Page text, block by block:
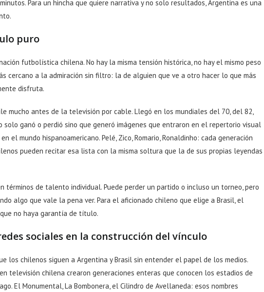
Para un hincha que quiere narrativa y no solo resultados, Argentina es una
puro
futbolística chilena. No hay la misma tensión histórica, no hay el mismo peso
cercano a la admiración sin filtro: la de alguien que ve a otro hacer lo que más
disfruta.
mucho antes de la televisión por cable. Llegó en los mundiales del 70, del 82,
ganó o perdió sino que generó imágenes que entraron en el repertorio visual
el mundo hispanoamericano. Pelé, Zico, Romario, Ronaldinho: cada generación
pueden recitar esa lista con la misma soltura que la de sus propias leyendas
términos de talento individual. Puede perder un partido o incluso un torneo, pero
algo que vale la pena ver. Para el aficionado chileno que elige a Brasil, el
no haya garantía de título.
sociales en la construcción del vínculo
los chilenos siguen a Argentina y Brasil sin entender el papel de los medios.
televisión chilena crearon generaciones enteras que conocen los estadios de
El Monumental, La Bombonera, el Cilindro de Avellaneda: esos nombres